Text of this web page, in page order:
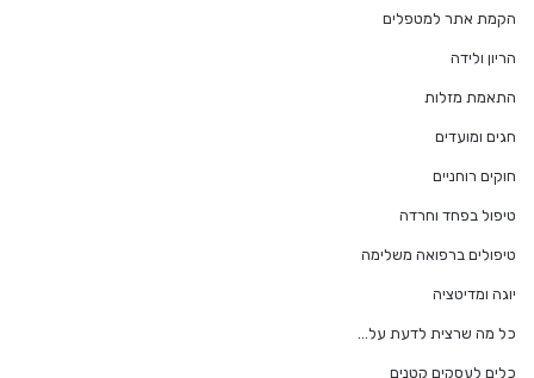
הקמת אתר למטפלים
הריון ולידה
התאמת מזלות
חגים ומועדים
חוקים רוחניים
טיפול בפחד וחרדה
טיפולים ברפואה משלימה
יוגה ומדיטציה
כל מה שרצית לדעת על…
כלים לעסקים קטנים